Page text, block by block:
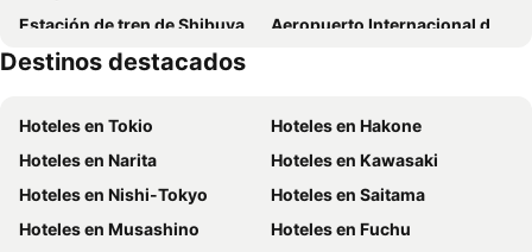
Quintessa Hotel Chiba Funabashi
Estación de tren de Shibuya
Aeropuerto Internacional de Haneda
Estación de tren de Shinagawa
Nihombashi
Nippori Station
Akasaka
Omotesando
Meguro
Shimokitazawa
Chiba Port Square
Chiba Station
Destinos destacados
Hoteles en Tokio
Hoteles en Hakone
Hoteles en Narita
Hoteles en Kawasaki
Hoteles en Nishi-Tokyo
Hoteles en Saitama
Hoteles en Musashino
Hoteles en Fuchu